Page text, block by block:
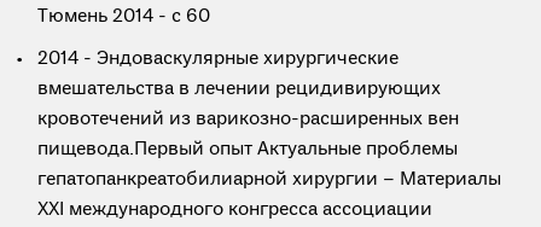
Тюмень 2014 - с 60
2014 - Эндоваскулярные хирургические
вмешательства в лечении рецидивирующих
кровотечений из варикозно-расширенных вен
пищевода.Первый опыт Актуальные проблемы
гепатопанкреатобилиарной хирургии – Материалы
XXI международного конгресса ассоциации